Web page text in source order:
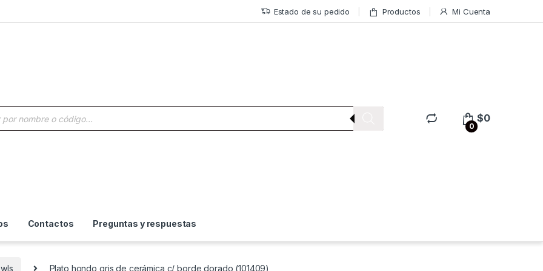
Estado de su pedido Productos Mi Cuenta
de productos
0
$0
Contactos Preguntas y respuestas
Plato hondo gris de cerámica c/ borde dorado (101409)